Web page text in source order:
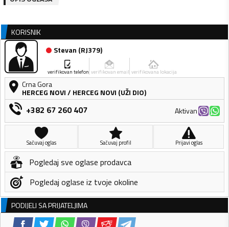
KORISNIK
Stevan (RJ379)
verifikovan telefon verifikovan email verifikovana lokacija
Crna Gora
HERCEG NOVI/ HERCEG NOVI (UŽI DIO)
+382 67 260 407 Aktivan
Sačuvaj oglas Sačuvaj profil Prijavi oglas
Pogledaj sve oglase prodavca
Pogledaj oglase iz tvoje okoline
PODIJELI SA PRIJATELJIMA